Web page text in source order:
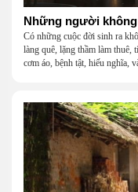
Những người không
Có những cuộc đời sinh ra
làng quê, lặng thầm làm
cơm áo, bệnh tật, hiếu nghĩa,
một mái nhà bằng lòng
nghèo đến đâu, cũng còn có